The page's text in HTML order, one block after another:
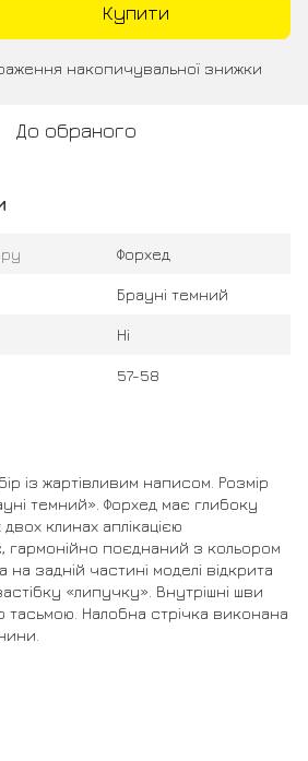
Купити
накопичувальної знижки
До обраного
Форхед
Брауні темний
Ні
57-58
із жартівливим написом. Розмір
темний». Форхед має глибоку
клинах аплікацією
гармонійно поєднаний з кольором
задній частині моделі відкрита
«липучку». Внутрішні шви
тасьмою. Налобна стрічка виконана